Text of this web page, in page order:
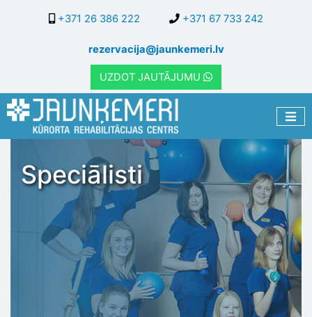
galveno
saturu
+371 26 386 222 +371 67 733 242
rezervacija@jaunkemeri.lv
UZDOT JAUTĀJUMU
Speciālisti